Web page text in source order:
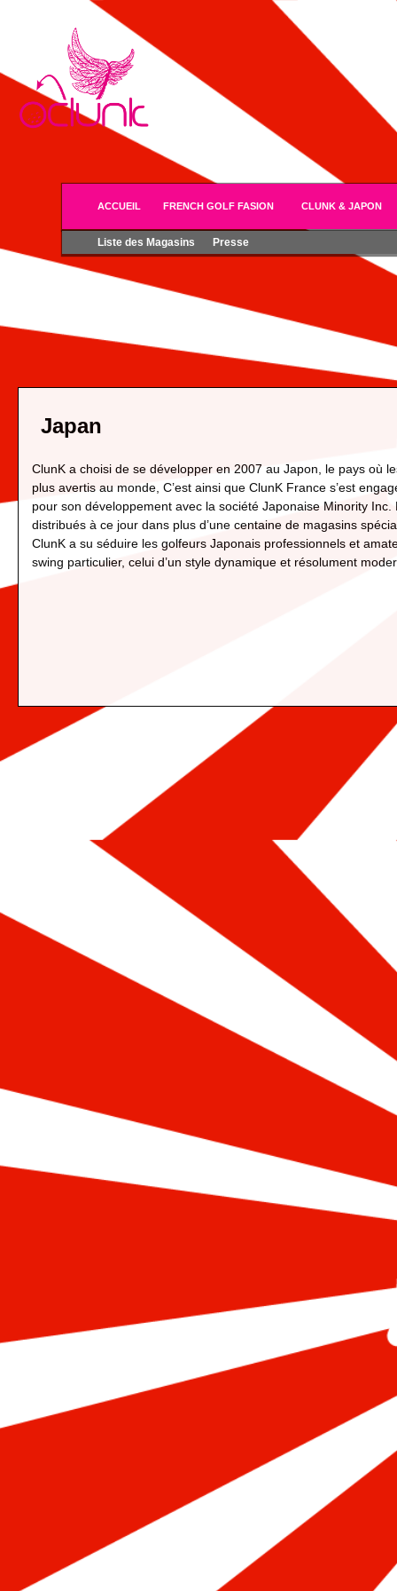
ACCUEIL FRENCH GOLF FASION CLUNK & JAPON
Liste des Magasins Presse
Japan
ClunK a choisi de se développer en 2007 au Japon, le pays où
plus avertis au monde, C’est ainsi que ClunK France s’est
pour son développement avec la société Japonaise Minority Inc.
distribués à ce jour dans plus d’une centaine de magasins
ClunK a su séduire les golfeurs Japonais professionnels et
swing particulier, celui d’un style dynamique et résolument